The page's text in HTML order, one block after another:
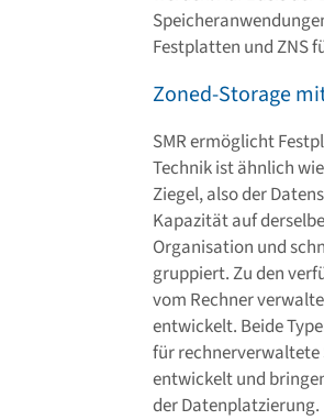
Festplatten und ZNS
Zoned-Storage
SMR ermöglicht
Technik ist ähnlich
Ziegel, also der
Kapazität auf
Organisation und
gruppiert. Zu den
vom Rechner
entwickelt. Beide
für rechnerverwaltete
entwickelt und
der Datenplatzierung.